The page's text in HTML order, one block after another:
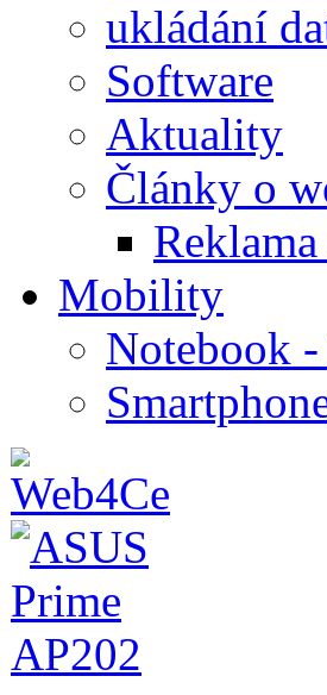
ukládání
Software
Aktuality
Články o
Mobility
Notebook